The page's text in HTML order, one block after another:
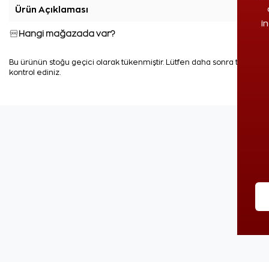
Ürün Açıklaması
Hangi mağazada var?
Bu ürünün stoğu geçici olarak tükenmiştir. Lütfen daha sonra tekrar
kontrol ediniz.